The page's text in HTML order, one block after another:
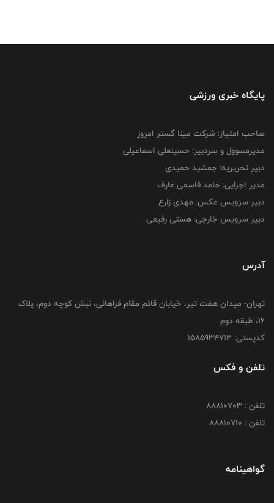
پایگاه خبری ورزشی
صاحب امتیاز: شرکت مینا گستر امروز
مدیرمسوول و سردبیر: حسینعلی اسماعیلی
دبیر تحریریه: جمشید حمیدی
مدیر اجرایی: حامد قاسمی عارف
دبیر سرویس عکس: مهدی زارع
دبیر سرویس خارجی: هستی رفیعی
آدرس
تهران- میدان هفت تیر، خیابان قائم مقام فراهانی، نبش کوچه دوم، پلاک
16، طبقه دوم
کدپستی: 1585934713
تلفن و فکس
تلفن : 88810703
تلفن : 88810710
گواهینامه